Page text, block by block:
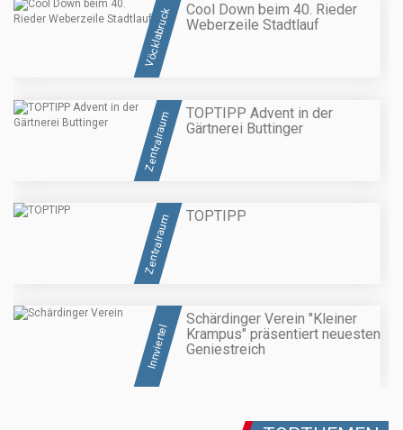
Vöcklabruck
Cool Down beim 40. Rieder
Weberzeile Stadtlauf
Zentralraum
TOPTIPP Advent in der
Gärtnerei Buttinger
Zentralraum TOPTIPP
Innviertel
Schärdinger Verein "Kleiner
Krampus" präsentiert neuesten
Geniestreich